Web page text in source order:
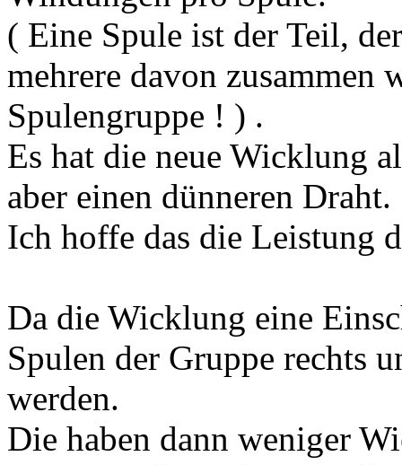
( Eine Spule ist der Teil,
mehrere davon zusammen
Spulengruppe ! ) .
Es hat die neue Wicklung
aber einen dünneren Draht.
Ich hoffe das die Leistung
Da die Wicklung eine
Spulen der Gruppe rechts
werden.
Die haben dann weniger